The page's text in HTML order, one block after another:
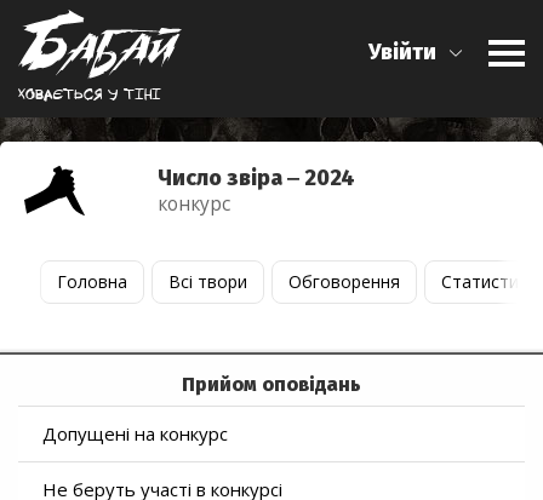
Ховається у тiнi
Увійти
Число звіра ‒ 2024
конкурс
Головна Всі твори Обговорення Статистика
Прийом оповідань
Допущені на конкурс
Не беруть участі в конкурсі